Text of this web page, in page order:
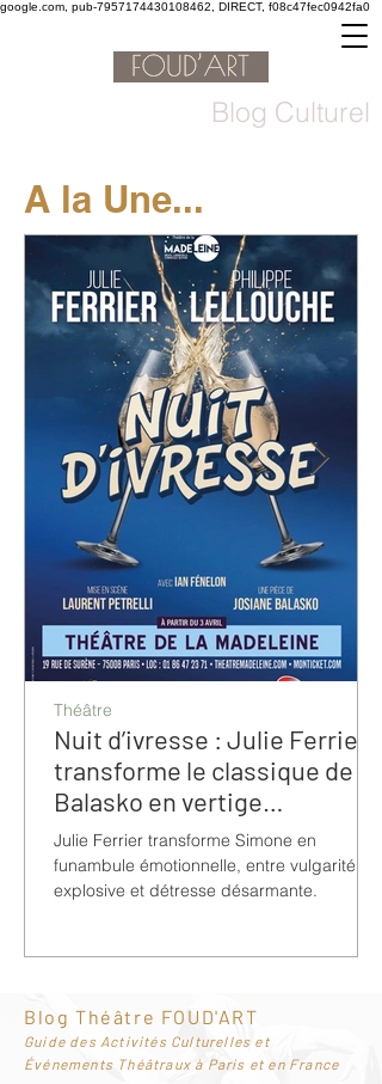
google.com, pub-7957174430108462, DIRECT, f08c47fec0942fa0
Blog Culturel
A la Une...
Nuit d’ivresse : Julie Ferrier
transforme le classique de
Balasko en vertige
bouleversant
Julie Ferrier transforme Simone en
funambule émotionnelle, entre vulgarité
explosive et détresse désarmante.
Théâtre
Blog Théâtre FOUD'ART
Guide des Activités Culturelles et
Événements Théâtraux à Paris et en France